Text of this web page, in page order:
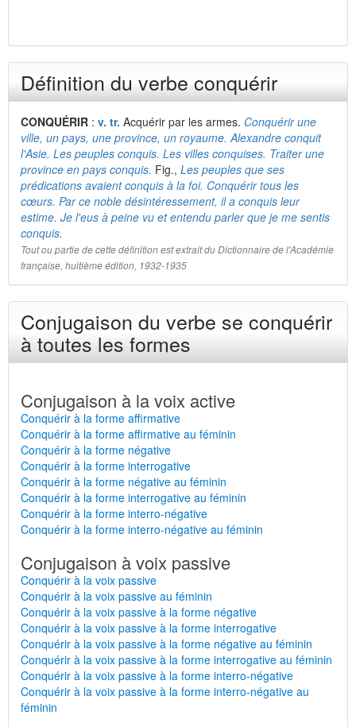
Définition du verbe conquérir
CONQUÉRIR : v. tr. Acquérir par les armes. Conquérir une
ville, un pays, une province, un royaume. Alexandre conquit
l'Asie. Les peuples conquis. Les villes conquises. Traiter une
province en pays conquis. Fig., Les peuples que ses
prédications avaient conquis à la foi. Conquérir tous les
cœurs. Par ce noble désintéressement, il a conquis leur
estime. Je l'eus à peine vu et entendu parler que je me sentis
conquis.
Tout ou partie de cette définition est extrait du Dictionnaire de l'Académie
française, huitième édition, 1932-1935
Conjugaison du verbe se conquérir
à toutes les formes
Conjugaison à la voix active
Conquérir à la forme affirmative
Conquérir à la forme affirmative au féminin
Conquérir à la forme négative
Conquérir à la forme interrogative
Conquérir à la forme négative au féminin
Conquérir à la forme interrogative au féminin
Conquérir à la forme interro-négative
Conquérir à la forme interro-négative au féminin
Conjugaison à voix passive
Conquérir à la voix passive
Conquérir à la voix passive au féminin
Conquérir à la voix passive à la forme négative
Conquérir à la voix passive à la forme interrogative
Conquérir à la voix passive à la forme négative au féminin
Conquérir à la voix passive à la forme interrogative au féminin
Conquérir à la voix passive à la forme interro-négative
Conquérir à la voix passive à la forme interro-négative au
féminin